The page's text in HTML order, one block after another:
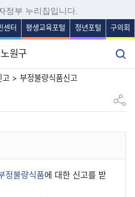
로가기
로가기
로가기
로가기
정부 누리집입니다.
센터 평생교육포털 청년포털 구의회
노원구
> 부정불량식품신고
공유하
정불량식품에 대한 신고를 받